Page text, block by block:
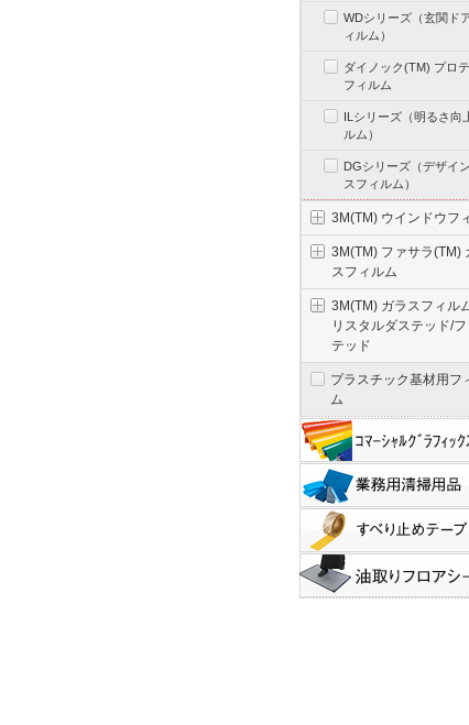
WDシリーズ（玄関ド
ィルム）
ダイノック(TM) プロ
フィルム
ILシリーズ（明るさ向
ルム）
DGシリーズ（デザイ
スフィルム）
3M(TM) ウインドウフ
3M(TM) ファサラ(TM)
スフィルム
3M(TM) ガラスフィル
リスタルダステッド/フ
テッド
プラスチック基材用フ
ム